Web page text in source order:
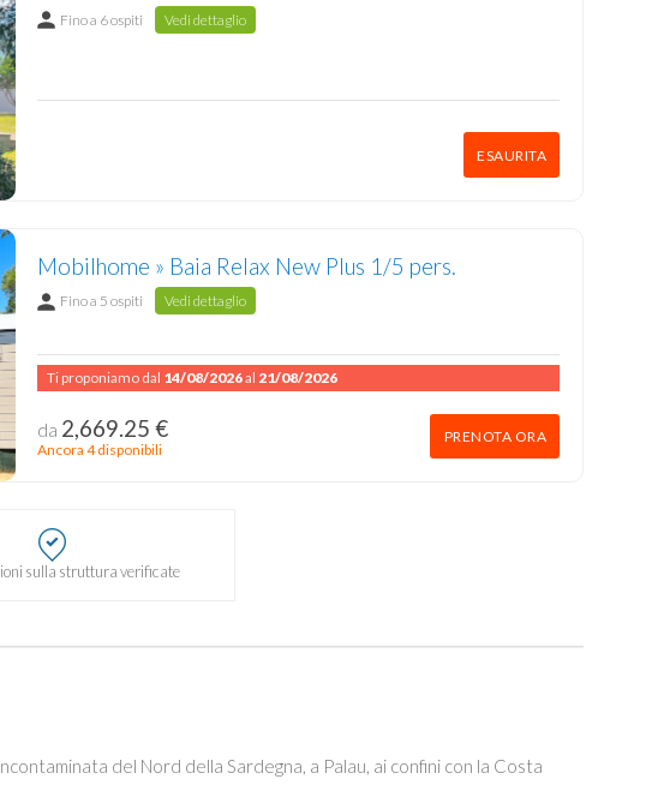
Fino a 6 ospiti Vedi dettaglio
ESAURITA
Mobilhome » Baia Relax New Plus 1/5 pers.
Fino a 5 ospiti Vedi dettaglio
Ti proponiamo dal 14/08/2026al 21/08/2026
da 2,669.25 €
Ancora 4 disponibili
PRENOTA ORA
sulla struttura verificate
del Nord della Sardegna, a Palau, ai confini con la Costa